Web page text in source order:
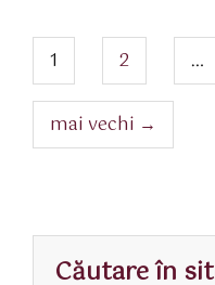
Navigare
articole
pagina
1 pagina
2 …
mai vechi →
Căutare în